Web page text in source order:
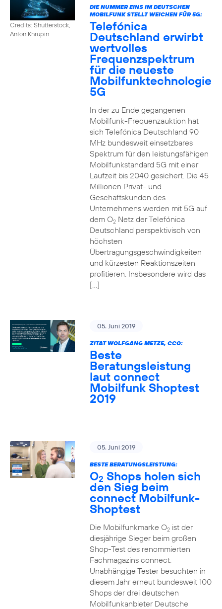
Credits: Shutterstock,
Anton Khrupin
DIE NUMMER EINS IM DEUTSCHEN
MOBILFUNK STELLT WEICHEN FÜR 5G:
Telefónica
Deutschland erwirbt
wertvolles
Frequenzspektrum
für die neueste
Mobilfunktechnologie
5G
In der zu Ende gegangenen
Mobilfunk-Frequenzauktion hat
sich Telefónica Deutschland 90
MHz bundesweit einsetzbares
Spektrum für den leistungsfähigen
Mobilfunkstandard 5G mit einer
Laufzeit bis 2040 gesichert. Die 45
Millionen Privat- und
Geschäftskunden des
Unternehmens werden mit 5G auf
dem O2Netz der Telefónica
Deutschland perspektivisch von
höchsten
Übertragungsgeschwindigkeiten
und kürzesten Reaktionszeiten
profitieren. Insbesondere wird das
[…]
05. Juni 2019
ZITAT WOLFGANG METZE, CCO:
Beste
Beratungsleistung
laut connect
Mobilfunk Shoptest
2019
05. Juni 2019
BESTE BERATUNGSLEISTUNG:
O2 Shops holen sich
den Sieg beim
connect Mobilfunk-
Shoptest
Die Mobilfunkmarke O2ist der
diesjährige Sieger beim großen
Shop-Test des renommierten
Fachmagazins connect.
Unabhängige Tester besuchten in
diesem Jahr erneut bundesweit 100
Shops der drei deutschen
Mobilfunkanbieter Deutsche